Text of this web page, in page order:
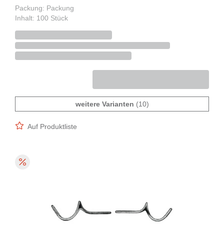
Packung: Packung
Inhalt: 100 Stück
weitere Varianten (10)
Auf Produktliste